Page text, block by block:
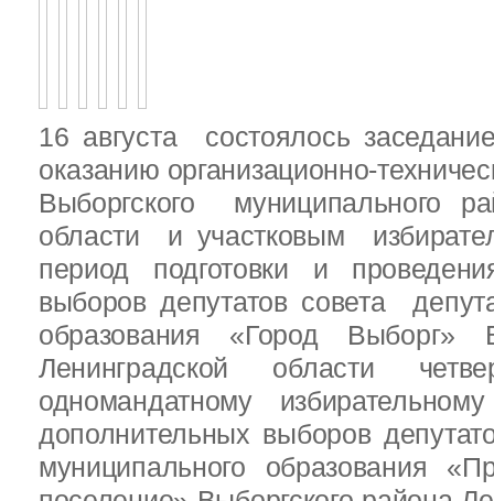
16 августа состоялось
оказанию организационно-
Выборгского муниципального
области и участковым
период подготовки и
выборов депутатов совета
образования «Город Выборг»
Ленинградской области
одномандатному
дополнительных выборов
муниципального образования